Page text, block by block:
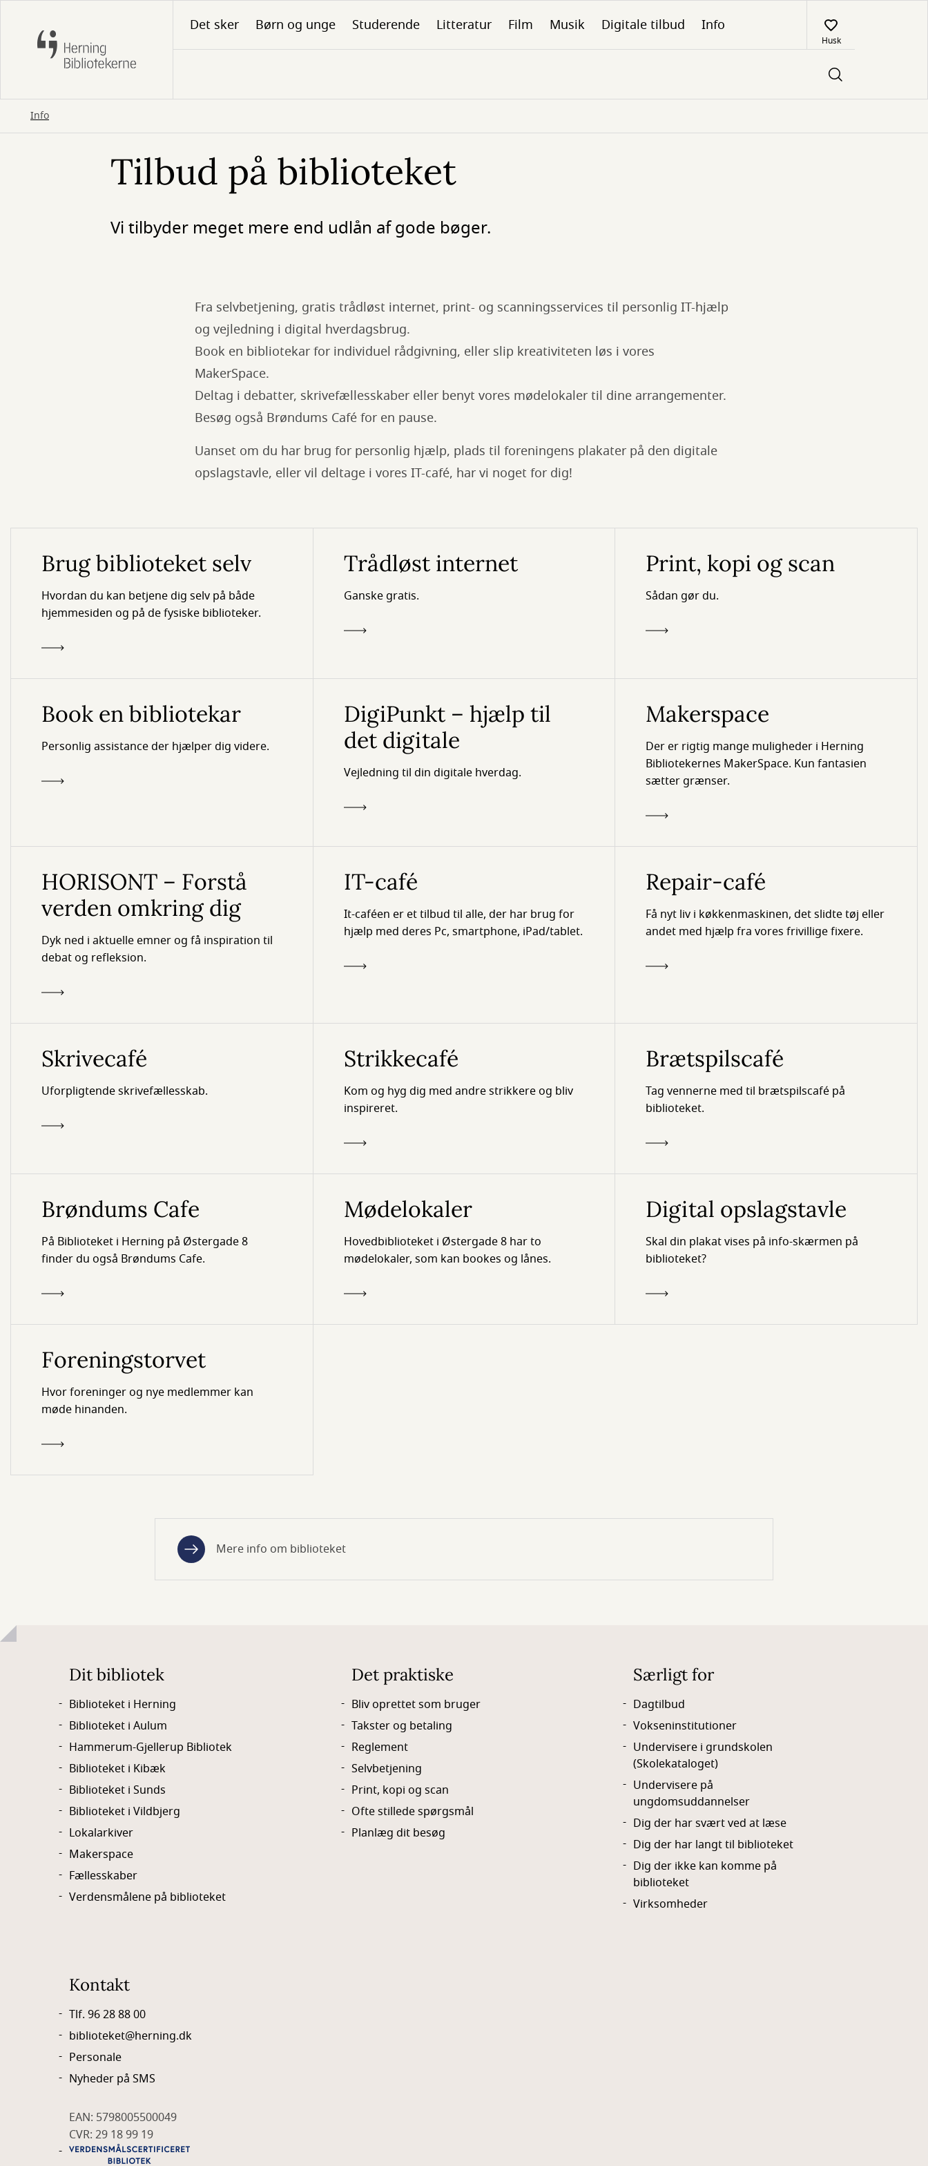
hovedindhold
Det sker Børn og unge Studerende Litteratur Film Musik Digitale tilbud Info
Husk
Info
Tilbud på biblioteket
Vi tilbyder meget mere end udlån af gode bøger.
Fra selvbetjening, gratis trådløst internet, print- og scanningsservices til personlig IT-hjælp
og vejledning i digital hverdagsbrug.
Book en bibliotekar for individuel rådgivning, eller slip kreativiteten løs i vores
MakerSpace.
Deltag i debatter, skrivefællesskaber eller benyt vores mødelokaler til dine arrangementer.
Besøg også Brøndums Café for en pause.
Uanset om du har brug for personlig hjælp, plads til foreningens plakater på den digitale
opslagstavle, eller vil deltage i vores IT-café, har vi noget for dig!
Brug biblioteket selv
Hvordan du kan betjene dig selv på både
hjemmesiden og på de fysiske biblioteker.
Trådløst internet
Ganske gratis.
Print, kopi og scan
Sådan gør du.
Book en bibliotekar
Personlig assistance der hjælper dig videre.
DigiPunkt – hjælp til
det digitale
Vejledning til din digitale hverdag.
Makerspace
Der er rigtig mange muligheder i Herning
Bibliotekernes MakerSpace. Kun fantasien
sætter grænser.
HORISONT – Forstå
verden omkring dig
Dyk ned i aktuelle emner og få inspiration til
debat og refleksion.
IT-café
It-caféen er et tilbud til alle, der har brug for
hjælp med deres Pc, smartphone, iPad/tablet.
Repair-café
Få nyt liv i køkkenmaskinen, det slidte tøj eller
andet med hjælp fra vores frivillige fixere.
Skrivecafé
Uforpligtende skrivefællesskab.
Strikkecafé
Kom og hyg dig med andre strikkere og bliv
inspireret.
Brætspilscafé
Tag vennerne med til brætspilscafé på
biblioteket.
Brøndums Cafe
På Biblioteket i Herning på Østergade 8
finder du også Brøndums Cafe.
Mødelokaler
Hovedbiblioteket i Østergade 8 har to
mødelokaler, som kan bookes og lånes.
Digital opslagstavle
Skal din plakat vises på info-skærmen på
biblioteket?
Foreningstorvet
Hvor foreninger og nye medlemmer kan
møde hinanden.
Mere info om biblioteket
Dit bibliotek
Biblioteket i Herning
Biblioteket i Aulum
Hammerum-Gjellerup Bibliotek
Biblioteket i Kibæk
Biblioteket i Sunds
Biblioteket i Vildbjerg
Lokalarkiver
Makerspace
Fællesskaber
Verdensmålene på biblioteket
Det praktiske
Bliv oprettet som bruger
Takster og betaling
Reglement
Selvbetjening
Print, kopi og scan
Ofte stillede spørgsmål
Planlæg dit besøg
Særligt for
Dagtilbud
Vokseninstitutioner
Undervisere i grundskolen
(Skolekataloget)
Undervisere på
ungdomsuddannelser
Dig der har svært ved at læse
Dig der har langt til biblioteket
Dig der ikke kan komme på
biblioteket
Virksomheder
Kontakt
Tlf. 96 28 88 00
biblioteket@herning.dk
Personale
Nyheder på SMS
EAN: 5798005500049
CVR: 29 18 99 19